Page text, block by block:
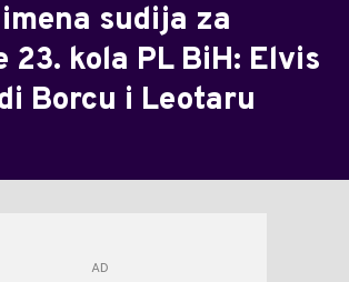
sudija za
23. kola PL BiH: Elvis
Borcu i Leotaru